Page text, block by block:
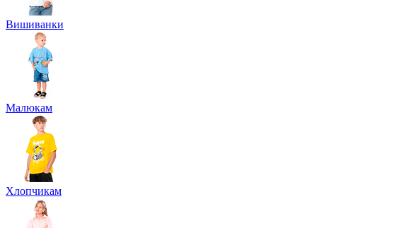
Вишиванки
Малюкам
Хлопчикам